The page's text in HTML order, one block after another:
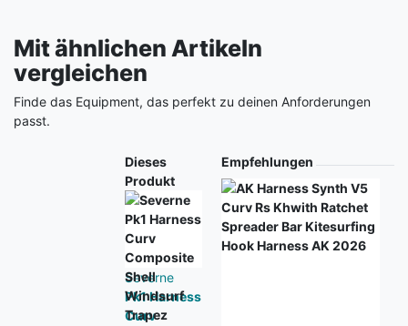
Mit ähnlichen Artikeln
vergleichen
Finde das Equipment, das perfekt zu deinen Anforderungen
passt.
Dieses
Produkt
Severne
Pk1 Harness
Curv
Empfehlungen